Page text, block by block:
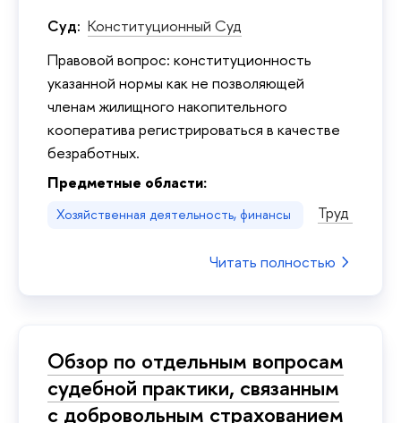
Суд: Конституционный Суд
Правовой вопрос: конституционность
указанной нормы как не позволяющей
членам жилищного накопительного
кооператива регистрироваться в качестве
безработных.
Предметные области:
Хозяйственная деятельность, финансы Труд
Читать полностью
Обзор по отдельным вопросам
судебной практики, связанным
с добровольным страхованием